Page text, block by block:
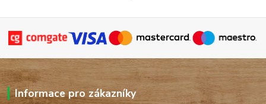
Informace pro zákazníky